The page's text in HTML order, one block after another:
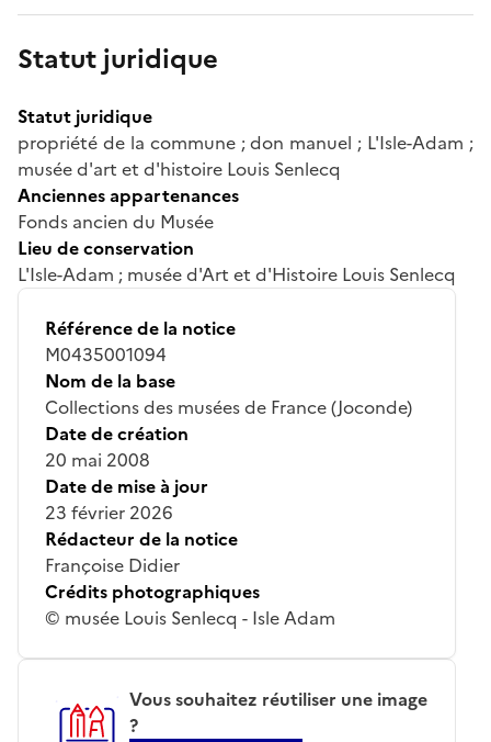
Statut juridique
Statut juridique
propriété de la commune ; don manuel ; L'Isle-Adam ;
musée d'art et d'histoire Louis Senlecq
Anciennes appartenances
Fonds ancien du Musée
Lieu de conservation
L'Isle-Adam ; musée d'Art et d'Histoire Louis Senlecq
Référence de la notice
M0435001094
Nom de la base
Collections des musées de France (Joconde)
Date de création
20 mai 2008
Date de mise à jour
23 février 2026
Rédacteur de la notice
Françoise Didier
Crédits photographiques
© musée Louis Senlecq - Isle Adam
Vous souhaitez réutiliser une image
?